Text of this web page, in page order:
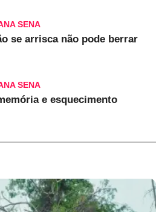
SENA
se arrisca não pode berrar
SENA
e esquecimento